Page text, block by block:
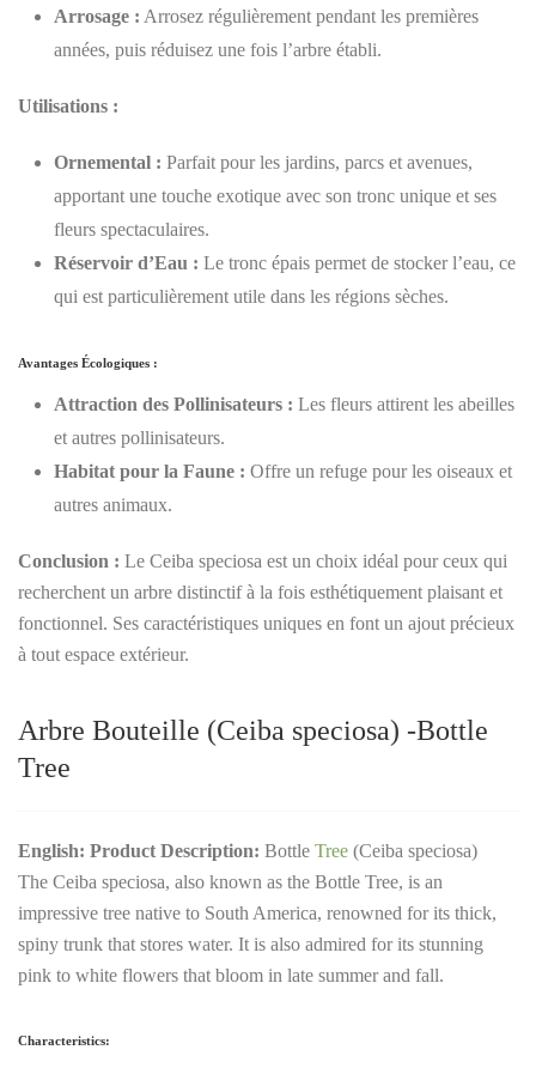
Arrosage : Arrosez régulièrement pendant les premières
années, puis réduisez une fois l’arbre établi.
Utilisations :
Ornemental : Parfait pour les jardins, parcs et avenues,
apportant une touche exotique avec son tronc unique et ses
fleurs spectaculaires.
Réservoir d’Eau : Le tronc épais permet de stocker l’eau, ce
qui est particulièrement utile dans les régions sèches.
Avantages Écologiques :
Attraction des Pollinisateurs : Les fleurs attirent les abeilles
et autres pollinisateurs.
Habitat pour la Faune : Offre un refuge pour les oiseaux et
autres animaux.
Conclusion : Le Ceiba speciosa est un choix idéal pour ceux qui
recherchent un arbre distinctif à la fois esthétiquement plaisant et
fonctionnel. Ses caractéristiques uniques en font un ajout précieux
à tout espace extérieur.
Arbre Bouteille (Ceiba speciosa) -Bottle
Tree
English: Product Description: Bottle Tree (Ceiba speciosa)
The Ceiba speciosa, also known as the Bottle Tree, is an
impressive tree native to South America, renowned for its thick,
spiny trunk that stores water. It is also admired for its stunning
pink to white flowers that bloom in late summer and fall.
Characteristics: